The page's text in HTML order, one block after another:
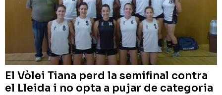
El Vòlei Tiana perd la semifinal contra
el Lleida i no opta a pujar de categoria